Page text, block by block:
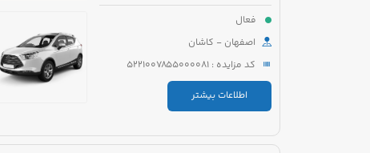
فعال
اصفهان - کاشان
کد مزایده : 5221007855000081
اطلاعات بیشتر